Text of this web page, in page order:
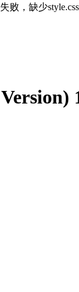
，缺少style.css